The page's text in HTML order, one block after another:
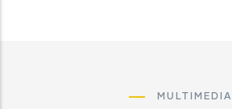
MULTIMEDIA